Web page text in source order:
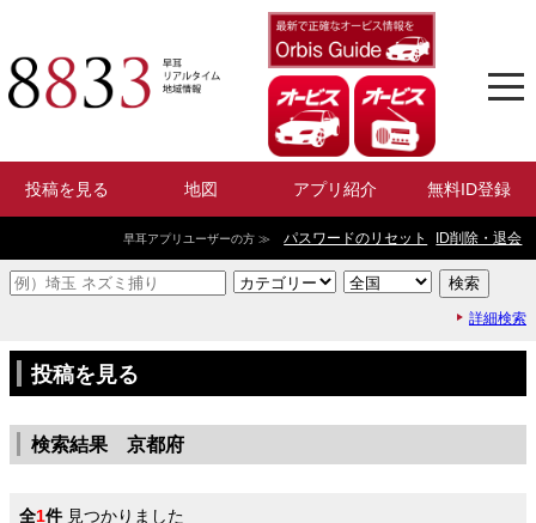
投稿を見る 地図 アプリ紹介 無料ID登録
早耳アプリユーザーの方 ≫ パスワードのリセット ID削除・退会
詳細検索
投稿を見る
検索結果 京都府
全1件 見つかりました